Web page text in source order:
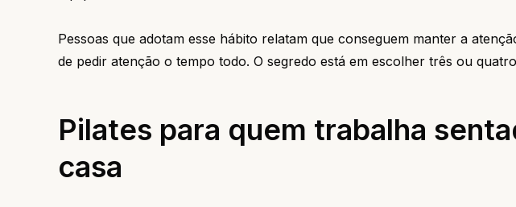
Pessoas que adotam esse hábito relatam que conseguem manter a
de pedir atenção o tempo todo. O segredo está em escolher três ou
Pilates para quem trabalha
casa